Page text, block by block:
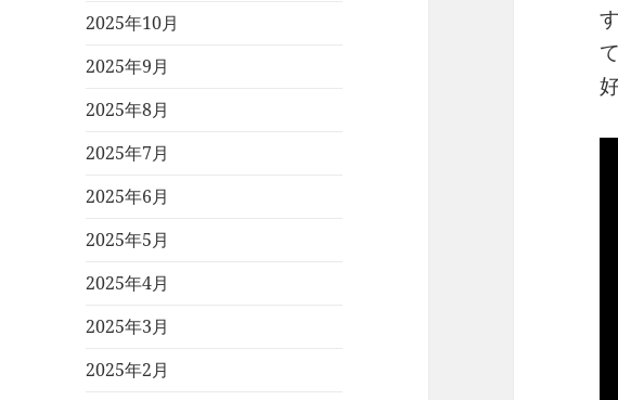
2025年10月
2025年9月
2025年8月
2025年7月
2025年6月
2025年5月
2025年4月
2025年3月
2025年2月